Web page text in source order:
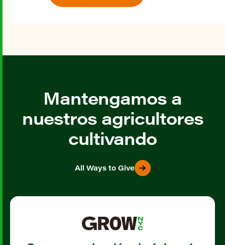
Mantengamos a
nuestros agricultores
cultivando
All Ways to Give